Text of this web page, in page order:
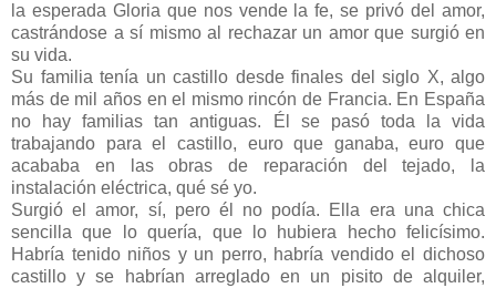
la esperada Gloria que nos vende la fe, se privó del amor,
castrándose a sí mismo al rechazar un amor que surgió en
su vida.
Su familia tenía un castillo desde finales del siglo X, algo
más de mil años en el mismo rincón de Francia. En España
no hay familias tan antiguas. Él se pasó toda la vida
trabajando para el castillo, euro que ganaba, euro que
acababa en las obras de reparación del tejado, la
instalación eléctrica, qué sé yo.
Surgió el amor, sí, pero él no podía. Ella era una chica
sencilla que lo quería, que lo hubiera hecho felicísimo.
Habría tenido niños y un perro, habría vendido el dichoso
castillo y se habrían arreglado en un pisito de alquiler,